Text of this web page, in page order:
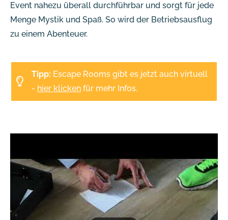
Event nahezu überall durchführbar und sorgt für jede
Menge Mystik und Spaß. So wird der Betriebsausflug
zu einem Abenteuer.
Tipp: Escape Rooms gibt es jetzt auch virtuell
- hier klicken für mehr Infos.